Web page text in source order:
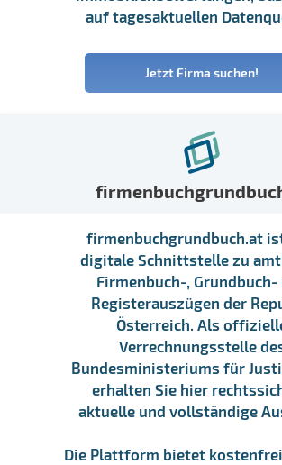
auf tagesaktuellen
Jetzt Firma suchen!
firmenbuchgrundbuch.at
digitale Schnittstelle zu
Firmenbuch-, Grundbuch-
Registerauszügen der
Österreich. Als
Verrechnungsstelle
Bundesministeriums für
erhalten Sie hier
aktuelle und vollständige
Die Plattform bietet